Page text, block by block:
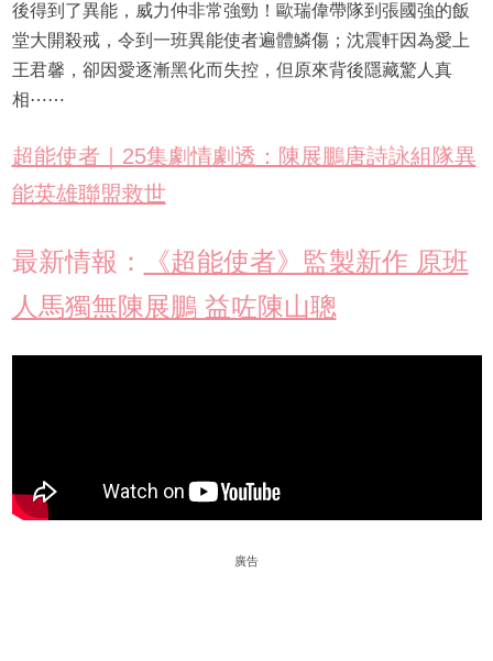
後得到了異能，威力仲非常強勁！歐瑞偉帶隊到張國強的飯
堂大開殺戒，令到一班異能使者遍體鱗傷；沈震軒因為愛上
王君馨，卻因愛逐漸黑化而失控，但原來背後隱藏驚人真
相⋯⋯
超能使者｜25集劇情劇透：陳展鵬唐詩詠組隊異
能英雄聯盟救世
最新情報：
《超能使者》監製新作 原班
人馬獨無陳展鵬 益咗陳山聰
廣告